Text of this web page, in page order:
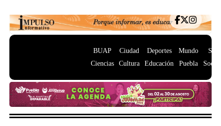
BUAP
Ciencias
Ciudad
Cultura
Deportes
Educación
Mundo
Puebla